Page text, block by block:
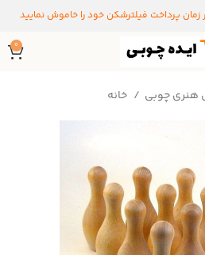
زمان پرداخت فیلترشکن خود را خاموش نمایید
0
خانه